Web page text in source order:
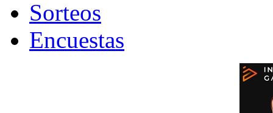
Sorteos
Encuestas